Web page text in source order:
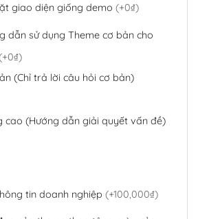
giao diện giống demo (+0₫)
dẫn sử dụng Theme cơ bản cho
(Chỉ trả lời câu hỏi cơ bản)
cao (Hướng dẫn giải quyết vấn đề)
tin doanh nghiệp (+100,000₫)